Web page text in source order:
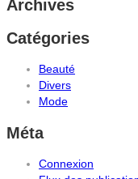
Archives
Catégories
Beauté
Divers
Mode
Méta
Connexion